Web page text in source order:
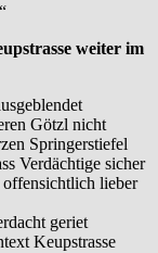
weiter im
Götzl nicht
Springerstiefel
Verdächtige sicher
lieber
geriet
Keupstrasse